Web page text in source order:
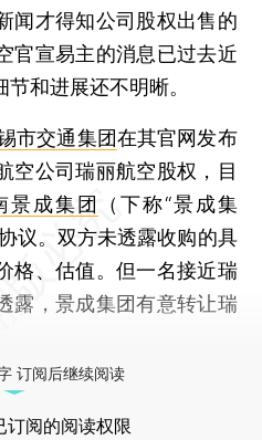
闻才得知公司股权出售的
官宣易主的消息已过去近
和进展还不明晰。
市交通集团在其官网发布
空公司瑞丽航空股权，目
景成集团
（下称“景成集
议。双方未透露收购的具
格、估值。但一名接近瑞
露，景成集团有意转让瑞
订阅后继续阅读
订阅的阅读权限